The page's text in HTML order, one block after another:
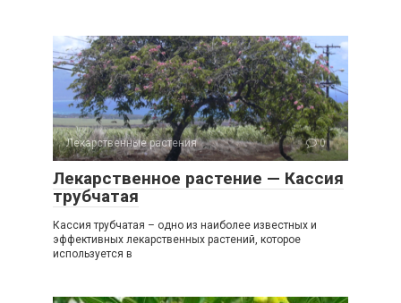
Лекарственные растения 0
Лекарственное растение — Кассия
трубчатая
Кассия трубчатая – одно из наиболее известных и
эффективных лекарственных растений, которое
используется в